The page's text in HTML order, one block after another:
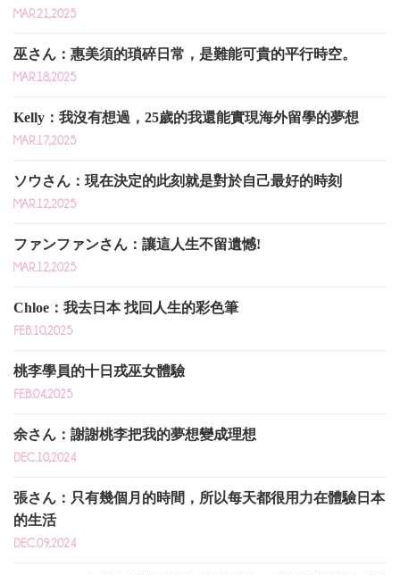
MAR.21,2025
巫さん：惠美須的瑣碎日常，是難能可貴的平行時空。
MAR.18,2025
Kelly：我沒有想過，25歲的我還能實現海外留學的夢想
MAR.17,2025
ソウさん：現在決定的此刻就是對於自己最好的時刻
MAR.12,2025
ファンファンさん：讓這人生不留遺憾!
MAR.12,2025
Chloe：我去日本 找回人生的彩色筆
FEB.10,2025
桃李學員的十日戎巫女體驗
FEB.04,2025
余さん：謝謝桃李把我的夢想變成理想
DEC.10,2024
張さん：只有幾個月的時間，所以每天都很用力在體驗日本
的生活
DEC.09,2024